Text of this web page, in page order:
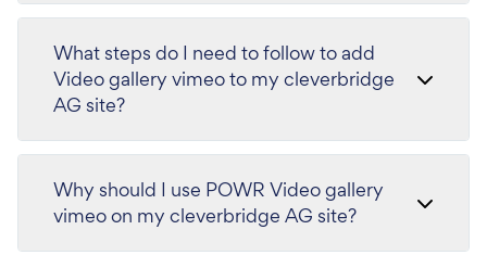
What steps do I need to follow to add
Video gallery vimeo to my cleverbridge
AG site?
Why should I use POWR Video gallery
vimeo on my cleverbridge AG site?